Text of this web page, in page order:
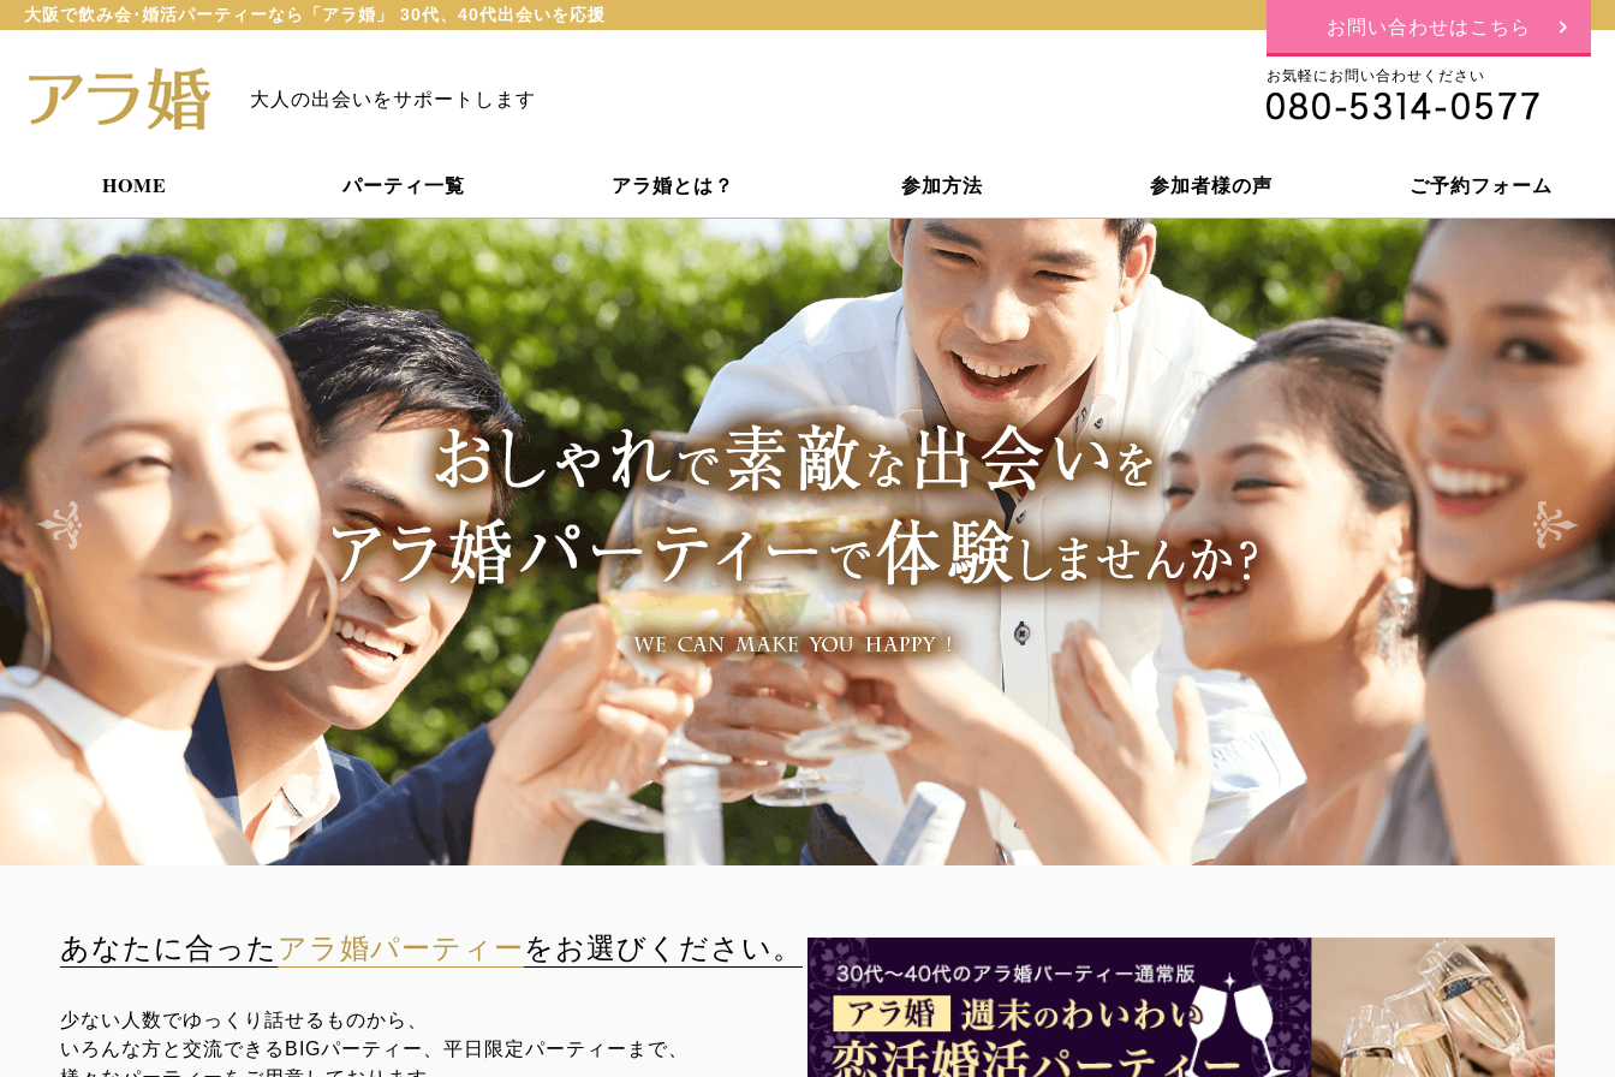
大阪で飲み会･婚活パーティーなら「アラ婚」 30代、40代出会いを応援
大人の出会いをサポートします
お問い合わせはこちら
お気軽にお問い合わせください
HOME パーティ一覧 アラ婚とは？ 参加方法 参加者様の声 ご予約フォーム
あなたに合った アラ婚パーティーをお選びください。
少ない人数でゆっくり話せるものから、
いろんな方と交流できるBIGパーティー、平日限定パーティーまで、